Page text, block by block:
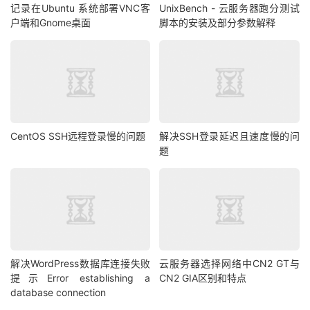
记录在Ubuntu 系统部署VNC客
户端和Gnome桌面
UnixBench - 云服务器跑分测试
脚本的安装及部分参数解释
CentOS SSH远程登录慢的问题
解决SSH登录延迟且速度慢的问
题
解决WordPress数据库连接失败
提示Error establishing a
database connection
云服务器选择网络中CN2 GT与
CN2 GIA区别和特点